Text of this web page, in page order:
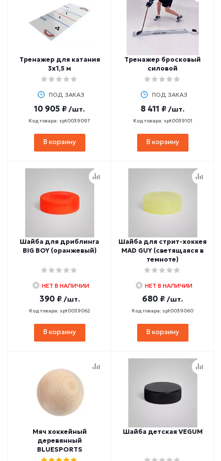
Тренажер для катания
3х1,5 м
ПОД ЗАКАЗ
10 905 ₽ /шт.
Код товара: spt0039097
В корзину
Тренажер бросковый
силовой
ПОД ЗАКАЗ
8 411 ₽ /шт.
Код товара: spt0039101
В корзину
Шайба для дриблинга
BIG BOY (оранжевый)
НЕТ В НАЛИЧИИ
390 ₽ /шт.
Код товара: spt0039062
В корзину
Шайба для стрит-хоккея
MAD GUY (светящаяся в
темноте)
НЕТ В НАЛИЧИИ
680 ₽ /шт.
Код товара: spt0039060
В корзину
Мяч хоккейный
деревянный
BLUESPORTS
Шайба детская VEGUM